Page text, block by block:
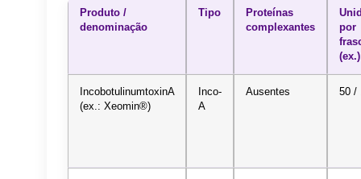
Produto /
denominação
Tipo
Proteínas
complexantes
por
(ex.)
IncobotulinumtoxinA
(ex.: Xeomin®)
Inco-
A
Ausentes 50 /